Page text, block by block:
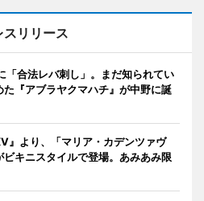
スリリース
「合法レバ刺し」。まだ知られてい
『アブラヤクマハチ』が中野に誕
』より、「マリア・カデンツァヴ
キニスタイルで登場。あみあみ限